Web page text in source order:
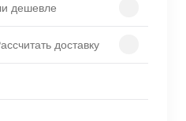
дешевле
доставку